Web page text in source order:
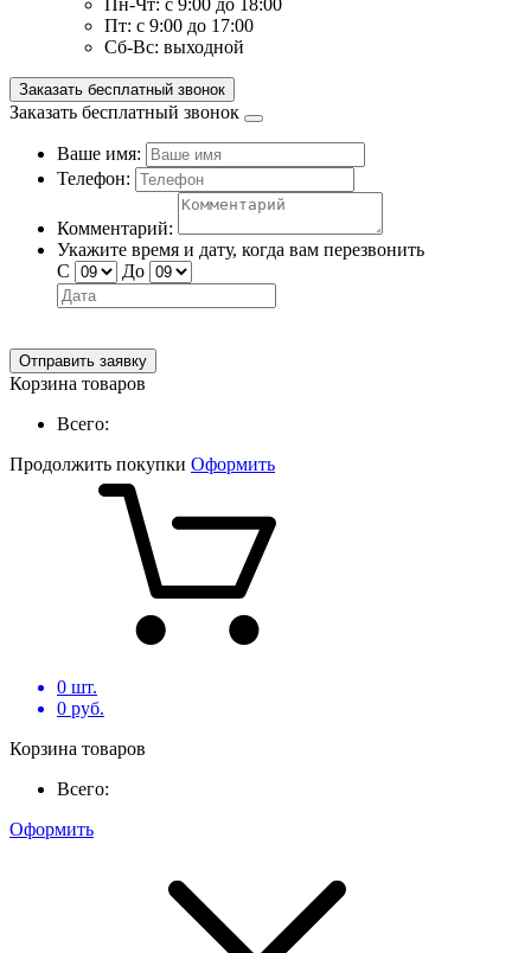
Пн-Чт: с 9:00 до 18:00
Пт: с 9:00 до 17:00
Сб-Вс: выходной
Заказать бесплатный звонок
Заказать бесплатный звонок
Ваше имя:
Телефон:
Комментарий:
Укажите время и дату, когда вам перезвонить
С
До
Отправить заявку
Корзина товаров
Всего:
Продолжить покупки Оформить
0 шт.
0 руб.
Корзина товаров
Всего:
Оформить